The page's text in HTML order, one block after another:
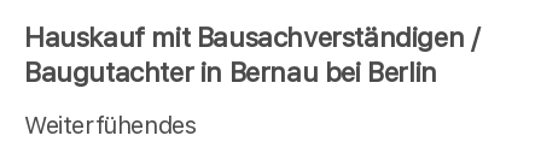
Hauskauf mit Bausachverständigen /
Baugutachter in Bernau bei Berlin
Weiterfühendes